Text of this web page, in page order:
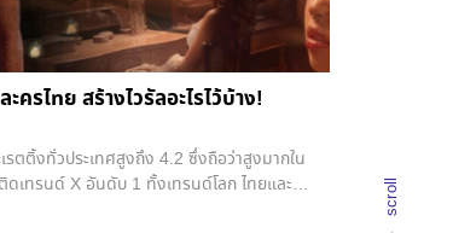
scroll
ครไทย สร้างไวรัลอะไรไว้บ้าง!
ตติ้งทั่วประเทศสูงถึง 4.2 ซึ่งถือว่าสูงมากใน
เทรนด์ X อันดับ 1 ทั้งเทรนด์โลก ไทยและ